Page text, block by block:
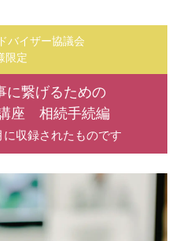
バイザー協議会
限定
に繋げるための
座 相続手続編
収録されたものです